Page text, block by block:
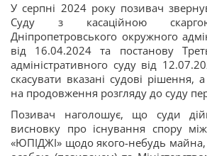
У серпні 2024 року позивач
Суду з касаційною
Дніпропетровського окружного
від 16.04.2024 та постанову
адміністративного суду від
скасувати вказані судові рішення,
на продовження розгляду до суду
Позивач наголошує, що суди
висновку про існування спору
«ЮПІДЖІ» щодо якого-небудь